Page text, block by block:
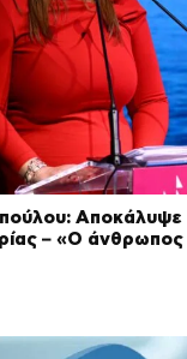
Αποκάλυψε
– «Ο άνθρωπος